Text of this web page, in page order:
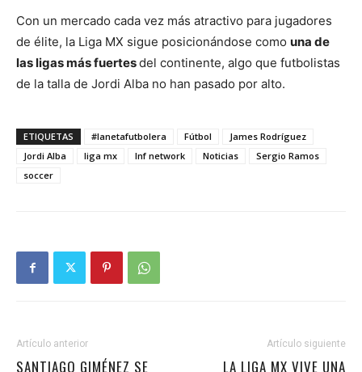
Con un mercado cada vez más atractivo para jugadores
de élite, la Liga MX sigue posicionándose como una de
las ligas más fuertesdel continente, algo que futbolistas
de la talla de Jordi Alba no han pasado por alto.
ETIQUETAS #lanetafutbolera Fútbol
James Rodríguez
Jordi Alba
liga mx lnf network Noticias
Sergio Ramos
soccer
Artículo anterior
SANTIAGO GIMÉNEZ SE
Artículo siguiente
LA LIGA MX VIVE UNA